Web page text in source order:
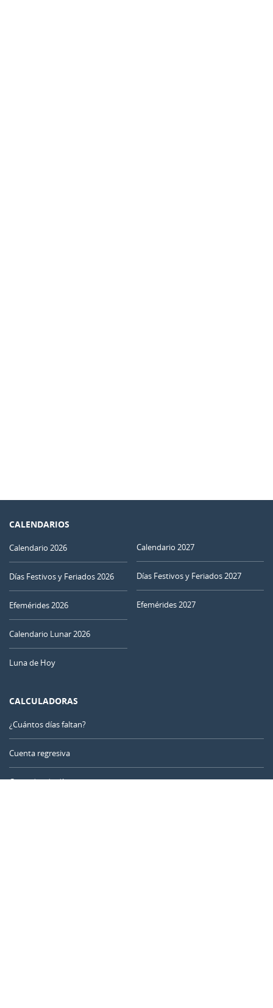
CALENDARIOS
Calendario 2026
Días Festivos y Feriados 2026
Efemérides 2026
Calendario Lunar 2026
Luna de Hoy
Calendario 2027
Días Festivos y Feriados 2027
Efemérides 2027
CALCULADORAS
¿Cuántos días faltan?
Cuenta regresiva
Contador de días